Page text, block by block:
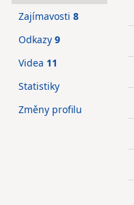
Zajímavosti 8
Odkazy 9
Videa 11
Statistiky
Změny profilu